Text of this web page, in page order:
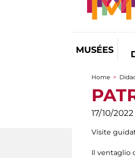
MUSÉES
You
Home >
17/10/
Visite
Il ventaglio